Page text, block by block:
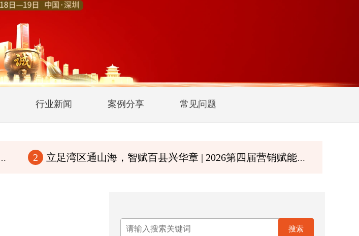
行业新闻 案例分享 常见问题
2 立足湾区通山海，智赋百县兴华章 | 2026第四届营销赋能大会暨第二届诚商文化节8月深圳启幕
搜索